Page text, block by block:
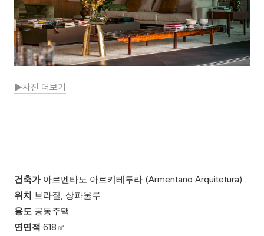
▶사진 더보기
건축가 아르멘타노 아르키테투라 (Armentano Arquitetura)
위치 브라질, 상파울루
용도 공동주택
연면적 618㎡